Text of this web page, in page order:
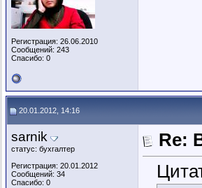
Регистрация: 26.06.2010
Сообщений: 243
Спасибо: 0
20.01.2012, 14:16
sarnik
статус: бухгалтер
Регистрация: 20.01.2012
Сообщений: 34
Спасибо: 0
Re: